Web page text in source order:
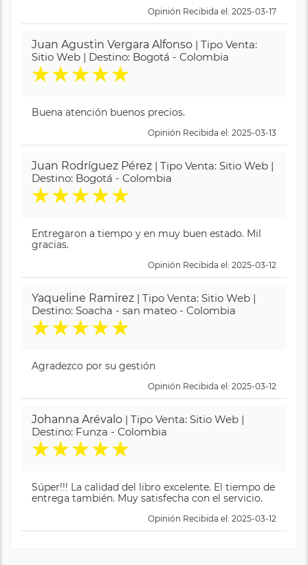
Opinión Recibida el: 2025-03-17
Juan Agustin Vergara Alfonso | Tipo Venta:
Sitio Web | Destino: Bogotá - Colombia
★★★★★
Buena atención buenos precios.
Opinión Recibida el: 2025-03-13
Juan Rodríguez Pérez | Tipo Venta: Sitio Web |
Destino: Bogotá - Colombia
★★★★★
Entregaron a tiempo y en muy buen estado. Mil
gracias.
Opinión Recibida el: 2025-03-12
Yaqueline Ramirez | Tipo Venta: Sitio Web |
Destino: Soacha - san mateo - Colombia
★★★★★
Agradezco por su gestión
Opinión Recibida el: 2025-03-12
Johanna Arévalo | Tipo Venta: Sitio Web |
Destino: Funza - Colombia
★★★★★
Súper!!! La calidad del libro excelente. El tiempo de
entrega también. Muy satisfecha con el servicio.
Opinión Recibida el: 2025-03-12